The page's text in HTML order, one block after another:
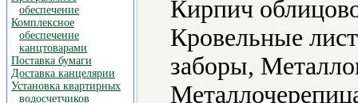
обеспечение
Комплексное
обеспечение
канцтоварами
Поставка бумаги
Доставка канцелярии
Установка квартирных
водосчетчиков
Кирпич
Кровельные
заборы,